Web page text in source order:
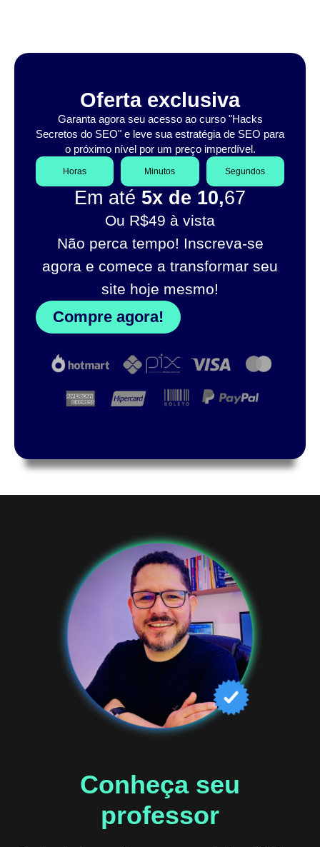
Oferta exclusiva
Garanta agora seu acesso ao curso "Hacks
Secretos do SEO" e leve sua estratégia de SEO para
o próximo nível por um preço imperdível.
Horas Minutos Segundos
Em até 5x de 10,67
Ou R$49 à vista
Não perca tempo! Inscreva-se
agora e comece a transformar seu
site hoje mesmo!
Compre agora!
Conheça seu
professor​